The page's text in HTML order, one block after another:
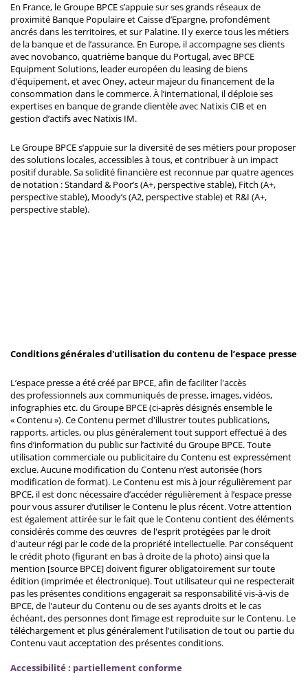
En France, le Groupe BPCE s’appuie sur ses grands réseaux de
proximité Banque Populaire et Caisse d’Epargne, profondément
ancrés dans les territoires, et sur Palatine. Il y exerce tous les métiers
de la banque et de l’assurance. En Europe, il accompagne ses clients
avec novobanco, quatrième banque du Portugal, avec BPCE
Equipment Solutions, leader européen du leasing de biens
d’équipement, et avec Oney, acteur majeur du financement de la
consommation dans le commerce. À l’international, il déploie ses
expertises en banque de grande clientèle avec Natixis CIB et en
gestion d’actifs avec Natixis IM.
Le Groupe BPCE s’appuie sur la diversité de ses métiers pour proposer
des solutions locales, accessibles à tous, et contribuer à un impact
positif durable. Sa solidité financière est reconnue par quatre agences
de notation : Standard & Poor’s (A+, perspective stable), Fitch (A+,
perspective stable), Moody’s (A2, perspective stable) et R&I (A+,
perspective stable).
Conditions générales d'utilisation du contenu de l’espace presse
L’espace presse a été créé par BPCE, afin de faciliter l'accès
des professionnels aux communiqués de presse, images, vidéos,
infographies etc. du Groupe BPCE (ci-après désignés ensemble le
« Contenu »). Ce Contenu permet d'illustrer toutes publications,
rapports, articles, ou plus généralement tout support effectué à des
fins d’information du public sur l’activité du Groupe BPCE. Toute
utilisation commerciale ou publicitaire du Contenu est expressément
exclue. Aucune modification du Contenu n’est autorisée (hors
modification de format). Le Contenu est mis à jour régulièrement par
BPCE, il est donc nécessaire d’accéder régulièrement à l’espace presse
pour vous assurer d’utiliser le Contenu le plus récent. Votre attention
est également attirée sur le fait que le Contenu contient des éléments
considérés comme des œuvres de l'esprit protégées par le droit
d'auteur régi par le code de la propriété intellectuelle. Par conséquent
le crédit photo (figurant en bas à droite de la photo) ainsi que la
mention [source BPCE] doivent figurer obligatoirement sur toute
édition (imprimée et électronique). Tout utilisateur qui ne respecterait
pas les présentes conditions engagerait sa responsabilité vis-à-vis de
BPCE, de l'auteur du Contenu ou de ses ayants droits et le cas
échéant, des personnes dont l’image est reproduite sur le Contenu. Le
téléchargement et plus généralement l’utilisation de tout ou partie du
Contenu vaut acceptation des présentes conditions.
Accessibilité : partiellement conforme